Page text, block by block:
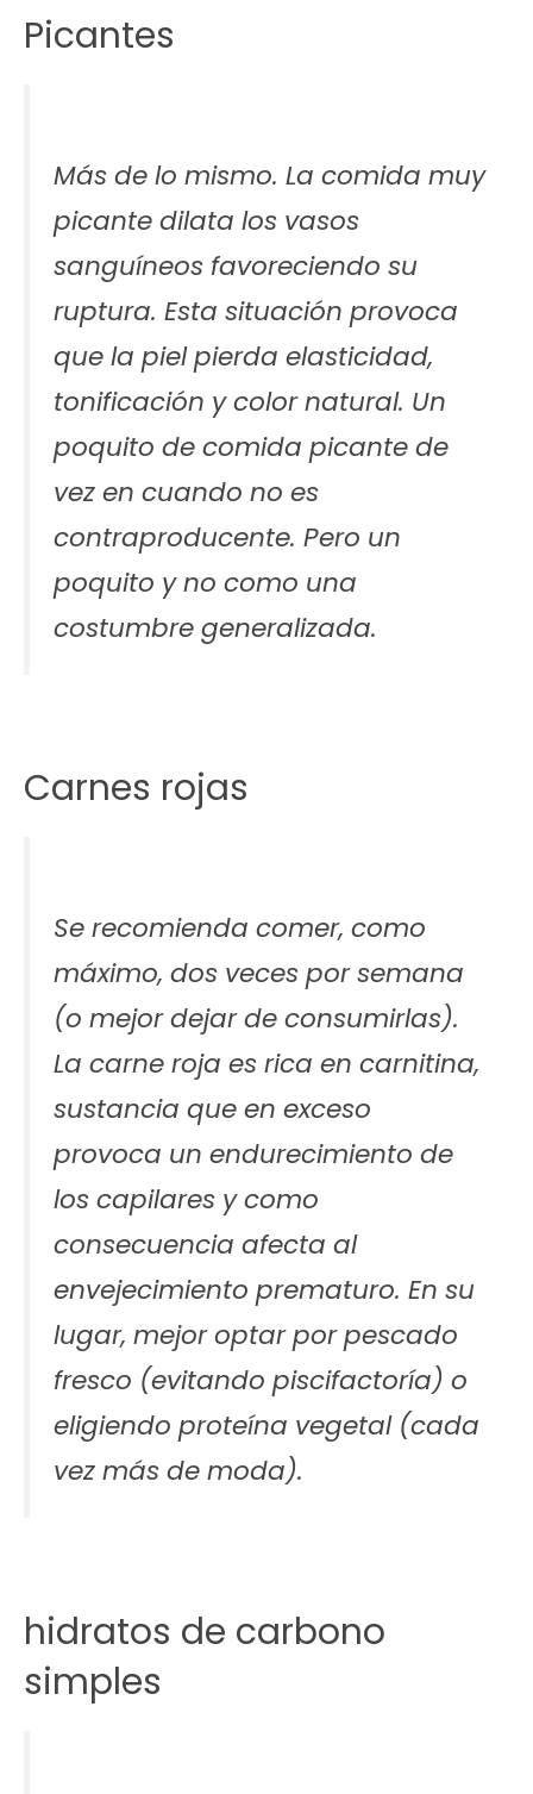
Picantes
Más de lo mismo. La comida muy
picante dilata los vasos
sanguíneos favoreciendo su
ruptura. Esta situación provoca
que la piel pierda elasticidad,
tonificación y color natural. Un
poquito de comida picante de
vez en cuando no es
contraproducente. Pero un
poquito y no como una
costumbre generalizada.
Carnes rojas
Se recomienda comer, como
máximo, dos veces por semana
(o mejor dejar de consumirlas).
La carne roja es rica en carnitina,
sustancia que en exceso
provoca un endurecimiento de
los capilares y como
consecuencia afecta al
envejecimiento prematuro. En su
lugar, mejor optar por pescado
fresco (evitando piscifactoría) o
eligiendo proteína vegetal (cada
vez más de moda).
hidratos de carbono
simples